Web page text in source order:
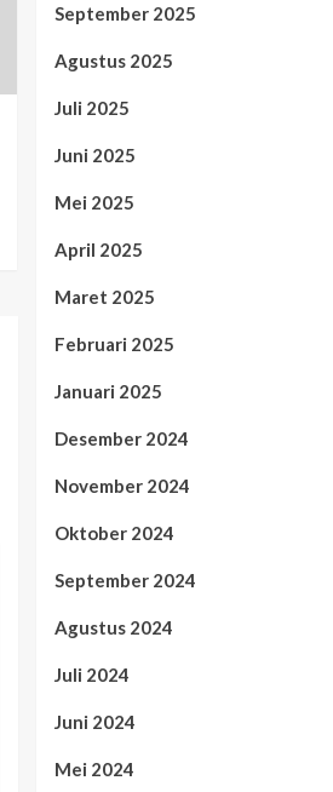
September 2025
Agustus 2025
Juli 2025
Juni 2025
Mei 2025
April 2025
Maret 2025
Februari 2025
Januari 2025
Desember 2024
November 2024
Oktober 2024
September 2024
Agustus 2024
Juli 2024
Juni 2024
Mei 2024